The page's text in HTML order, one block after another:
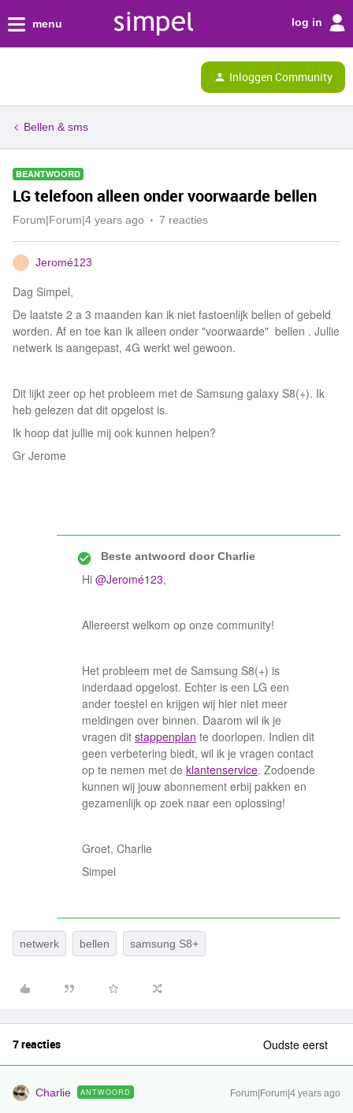
menu log in
Inloggen Community
Bellen & sms
BEANTWOORD
LG telefoon alleen onder voorwaarde bellen
Forum|Forum|4 years ago 7 reacties
J Jeromé123
Dag Simpel,
De laatste 2 a 3 maanden kan ik niet fastoenlijk bellen of gebeld
worden. Af en toe kan ik alleen onder "voorwaarde" bellen . Jullie
netwerk is aangepast, 4G werkt wel gewoon.
Dit lijkt zeer op het probleem met de Samsung galaxy S8(+). Ik
heb gelezen dat dit opgelost is.
Ik hoop dat jullie mij ook kunnen helpen?
Gr Jerome
Beste antwoord doorCharlie
Hi @Jeromé123,
Allereerst welkom op onze community!
Het probleem met de Samsung S8(+) is
inderdaad opgelost. Echter is een LG een
ander toestel en krijgen wij hier niet meer
meldingen over binnen. Daarom wil ik je
vragen dit stappenplan te doorlopen. Indien dit
geen verbetering biedt, wil ik je vragen contact
op te nemen met de klantenservice. Zodoende
kunnen wij jouw abonnement erbij pakken en
gezamenlijk op zoek naar een oplossing!
Groet, Charlie
Simpel
netwerk bellen samsung S8+
7 reacties Oudste eerst
Charlie ANTWOORD Forum|Forum|4 years ago